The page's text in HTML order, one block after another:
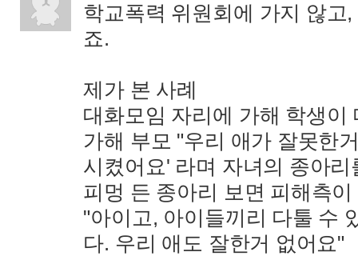
학교폭력 위원회에 가지 않고
죠.
제가 본 사례
대화모임 자리에 가해 학생이
가해 부모 "우리 애가 잘못한
시켰어요' 라며 자녀의 종아
피멍 든 종아리 보면 피해측
"아이고, 아이들끼리 다툴 수
다. 우리 애도 잘한거 없어요"